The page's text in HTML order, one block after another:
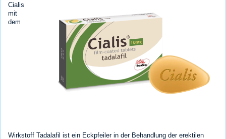
Cialis
mit
dem
Wirkstoff Tadalafil ist ein Eckpfeiler in der Behandlung der erektilen